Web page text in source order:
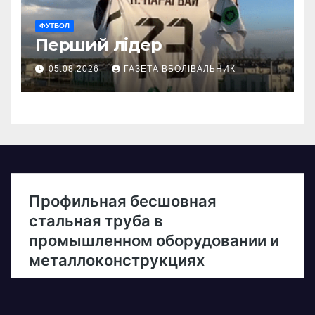
ФУТБОЛ
Перший лідер
05.08.2026 ГАЗЕТА ВБОЛІВАЛЬНИК